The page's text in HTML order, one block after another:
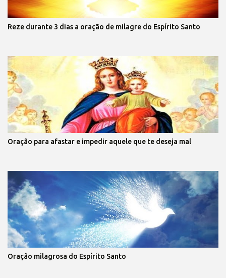
Reze durante 3 dias a oração de milagre do Espírito Santo
Oração para afastar e impedir aquele que te deseja mal
Oração milagrosa do Espírito Santo